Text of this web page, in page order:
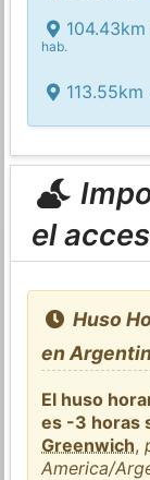
104.43km
hab.
113.55km
el
Huso
en
El huso
es -3 horas
Greenwich,
America/